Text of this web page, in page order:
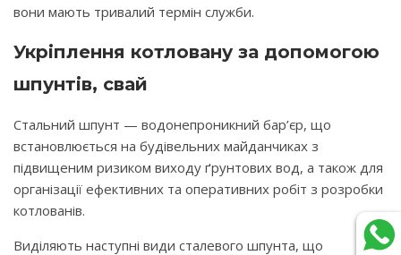
вони мають тривалий термін служби.
Укріплення котловану за допомогою
шпунтів, свай
Стальний шпунт — водонепроникний бар’єр, що
встановлюється на будівельних майданчиках з
підвищеним ризиком виходу ґрунтових вод, а також для
організації ефективних та оперативних робіт з розробки
котлованів.
Виділяють наступні види сталевого шпунта, що